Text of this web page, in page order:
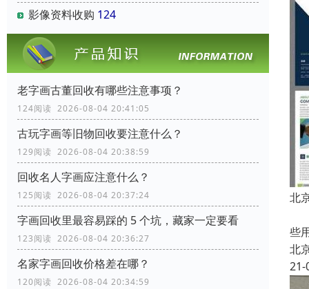
影像资料收购 124
老字画古董回收有哪些注意事项？
124阅读 2026-08-04 20:41:05
古玩字画等旧物回收要注意什么？
129阅读 2026-08-04 20:38:59
回收名人字画应注意什么？
125阅读 2026-08-04 20:37:24
字画回收里最容易踩的 5 个坑，藏家一定要看
123阅读 2026-08-04 20:36:27
名家字画回收价格差在哪？
120阅读 2026-08-04 20:34:59
北
些
北
21-